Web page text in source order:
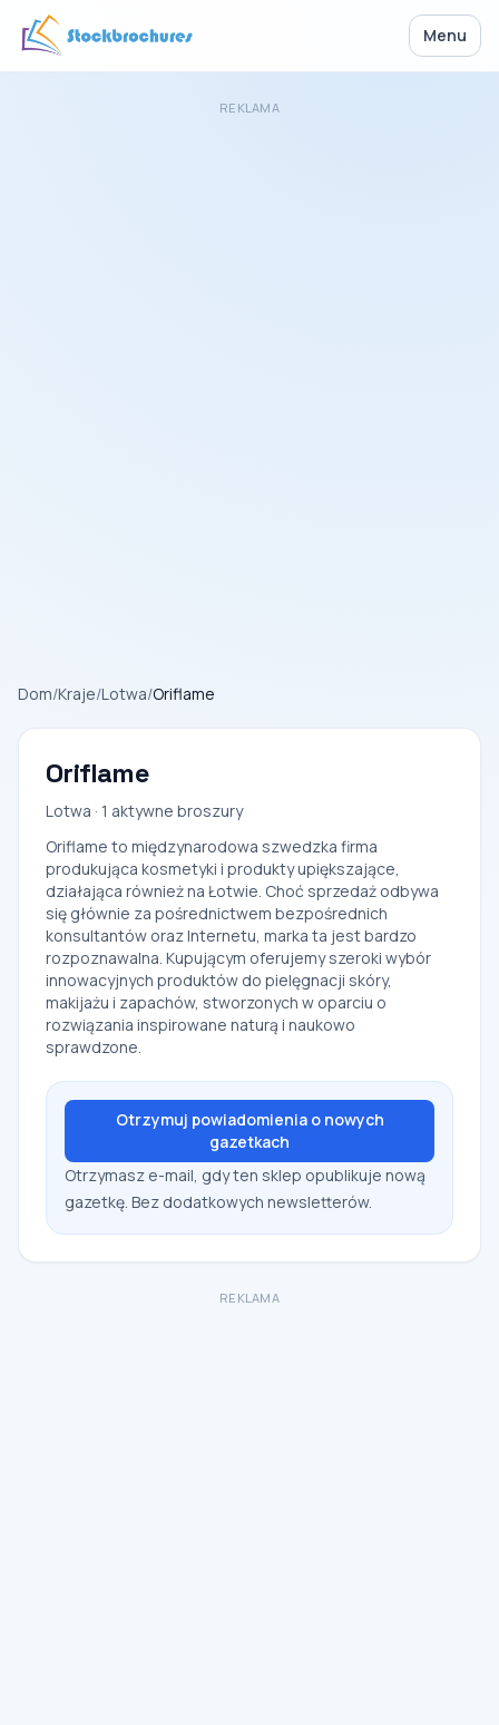
Menu
REKLAMA
Dom/Kraje/Lotwa/Oriflame
Oriflame
Lotwa · 1 aktywne broszury
Oriflame to międzynarodowa szwedzka firma
produkująca kosmetyki i produkty upiększające,
działająca również na Łotwie. Choć sprzedaż odbywa
się głównie za pośrednictwem bezpośrednich
konsultantów oraz Internetu, marka ta jest bardzo
rozpoznawalna. Kupującym oferujemy szeroki wybór
innowacyjnych produktów do pielęgnacji skóry,
makijażu i zapachów, stworzonych w oparciu o
rozwiązania inspirowane naturą i naukowo
sprawdzone.
Otrzymuj powiadomienia o nowych
gazetkach
Otrzymasz e-mail, gdy ten sklep opublikuje nową
gazetkę. Bez dodatkowych newsletterów.
REKLAMA